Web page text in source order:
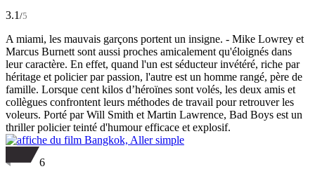
3.1 /5
A miami, les mauvais garçons portent un insigne. - Mike Lowrey et
Marcus Burnett sont aussi proches amicalement qu'éloignés dans
leur caractère. En effet, quand l'un est séducteur invétéré, riche par
héritage et policier par passion, l'autre est un homme rangé, père de
famille. Lorsque cent kilos d’héroïnes sont volés, les deux amis et
collègues confrontent leurs méthodes de travail pour retrouver les
voleurs. Porté par Will Smith et Martin Lawrence, Bad Boys est un
thriller policier teinté d'humour efficace et explosif.
6